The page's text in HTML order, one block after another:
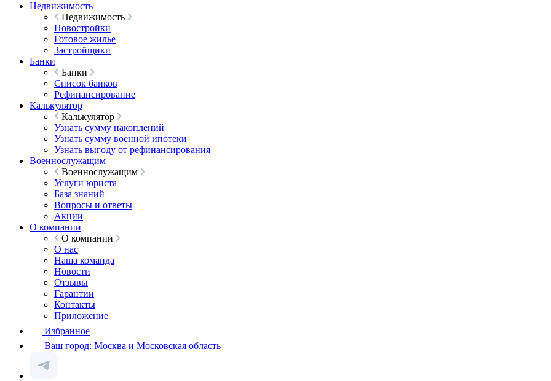
Недвижимость
Недвижимость
Новостройки
Готовое жилье
Застройщики
Банки
Банки
Список банков
Рефинансирование
Калькулятор
Калькулятор
Узнать сумму накоплений
Узнать сумму военной ипотеки
Узнать выгоду от рефинансирования
Военнослужащим
Военнослужащим
Услуги юриста
База знаний
Вопросы и ответы
Акции
О компании
О компании
О нас
Наша команда
Новости
Отзывы
Гарантии
Контакты
Приложение
Избранное
Ваш город: Москва и Московская область